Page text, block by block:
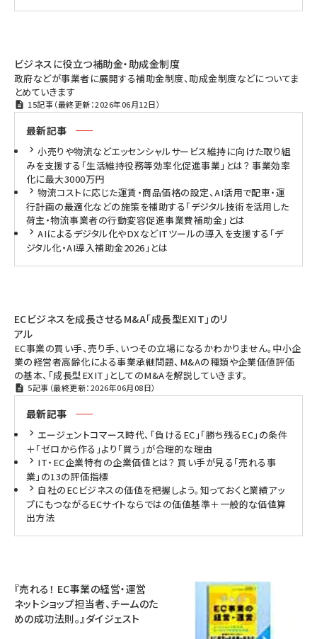
ビジネスに役立つ補助金・助成金制度
政府などが事業者に展開する補助金制度、助成金制度などについてま
とめていきます
15記事（最終更新：2026年06月12日）
最新記事
小売りや物流などエッセンシャルサービス維持に向けた取り組
みを支援する「生活維持役務等効率化促進事業」とは？ 事業効率
化に最大3000万円
物流コストに応じた運賃・商品価格の設定、AI活用で配車・運
行計画の最適化などの施策を補助する「デジタル技術を活用した
荷主・物流事業者の行動変容促進事業費補助金」とは
AIによるデジタル化やDXなどITツールの導入を支援する「デ
ジタル化・AI導入補助金2026」とは
ECビジネスを成長させるM&A「成長型EXIT」のリ
アル
EC事業の買い手、売り手、いつその立場になるかわかりません。中小企
業の経営者高齢化による事業承継問題、M&Aの種類や企業価値評価
の基本、「成長型EXIT」としてのM&Aを解説していきます。
5記事（最終更新：2026年06月08日）
最新記事
エージェントコマース時代、「負けるEC」「勝ち残るEC」の条件
＋「ゼロから作る」より「買う」が合理的な理由
IT・EC企業特有の企業価値とは？ 買い手が見る「売れる事
業」の13の評価指標
自社のECビジネスの価値を把握しよう。知っておくと業績アッ
プにもつながるECサイトならではの価値基準＋一般的な価値算
出方法
『売れる！ EC事業の経営・運営
ネットショップ担当者、チームのた
めの成功法則。』ダイジェスト